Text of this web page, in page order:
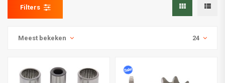
Filters
Meest bekeken 24